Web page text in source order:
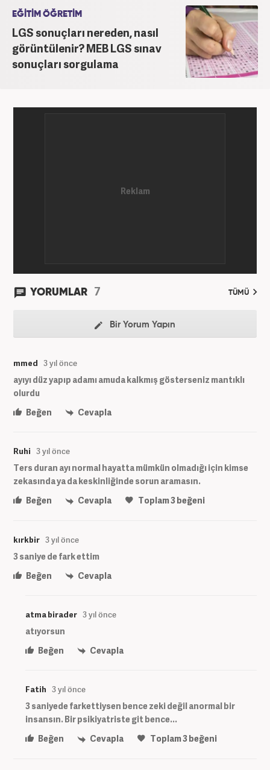
EĞİTİM ÖĞRETİM
LGS sonuçları nereden, nasıl
görüntülenir? MEB LGS sınav
sonuçları sorgulama
YORUMLAR 7 TÜMÜ
Bir Yorum Yapın
mmed 3 yıl önce
ayıyı düz yapıp adamı amuda kalkmış gösterseniz mantıklı
olurdu
Beğen
Cevapla
Ruhi 3 yıl önce
Ters duran ayı normal hayatta mümkün olmadığı için kimse
zekasında ya da keskinliğinde sorun aramasın.
Beğen
Cevapla Toplam3beğeni
kırkbir 3 yıl önce
3 saniye de fark ettim
Beğen
Cevapla
atma birader 3 yıl önce
atıyorsun
Beğen
Cevapla
Fatih 3 yıl önce
3 saniyede farkettiysen bence zeki değil anormal bir
insansın. Bir psikiyatriste git bence...
Beğen
Cevapla Toplam3beğeni